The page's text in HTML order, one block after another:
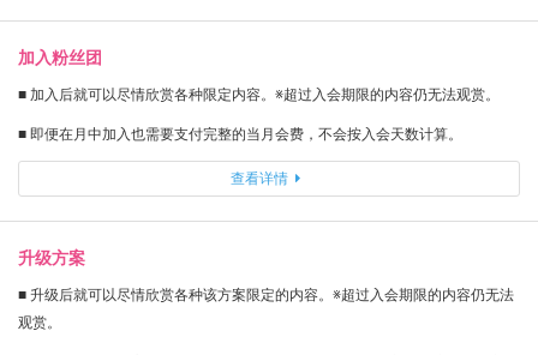
加入粉丝团
■ 加入后就可以尽情欣赏各种限定内容。※超过入会期限的内容仍无法观赏。
■ 即便在月中加入也需要支付完整的当月会费，不会按入会天数计算。
查看详情
升级方案
■ 升级后就可以尽情欣赏各种该方案限定的内容。※超过入会期限的内容仍无法
观赏。